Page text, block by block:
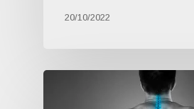
20/10/2022